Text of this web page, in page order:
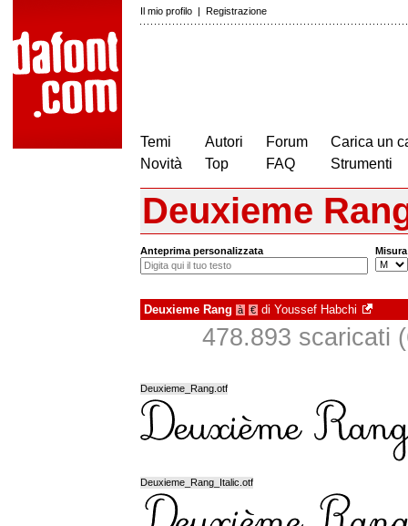
Il mio profilo | Registrazione
Temi
Novità
Autori
Top
Forum
FAQ
Carica un
Strumenti
Deuxieme
Anteprima personalizzata Misura
Deuxieme Rang à € di Youssef Habchi
478.893 scaricati
Deuxieme_Rang.otf
Deuxieme_Rang_Italic.otf